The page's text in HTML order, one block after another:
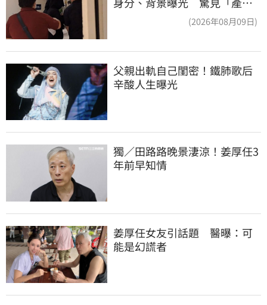
(2026年08月09日)
父親出軌自己閨密！鐵肺歌后
辛酸人生曝光
獨／田路路晚景淒涼！姜厚任3
年前早知情
姜厚任女友引話題　醫曝：可
能是幻謊者